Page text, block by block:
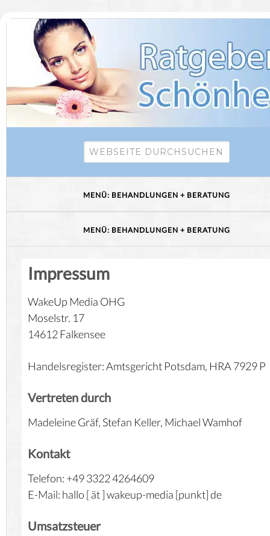
Impressum
WakeUp Media OHG
Moselstr. 17
14612 Falkensee
Handelsregister: Amtsgericht Potsdam, HRA 7929 P
Vertreten durch
Madeleine Gräf, Stefan Keller, Michael Wamhof
Kontakt
Telefon: +49 3322 4264609
E-Mail: hallo [ ät ] wakeup-media [punkt] de
Umsatzsteuer